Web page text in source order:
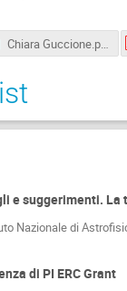
Chiara Guccione.pdf
e suggerimenti.
Nazionale di
di PI ERC Grant